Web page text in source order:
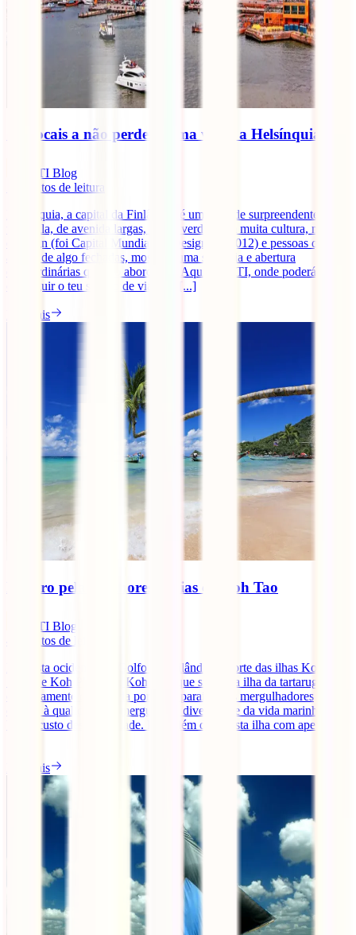
11 Locais a não perder numa visita a Helsínquia
IATI Blog
minutos de leitura
Helsínquia, a capital da Finlândia, é uma cidade surpreendente e
tranquila, de avenida largas, muito verde, com muita cultura, música
e design (foi Capital Mundial do Design em 2012) e pessoas que,
apesar de algo fechadas, mostram uma simpatia e abertura
extraordinárias quando abordadas. Aqui na IATI, onde poderás
conseguir o teu seguro de viagens [...]
Ler mais
Roteiro pelas melhores praias de Koh Tao
IATI Blog
minutos de leitura
Na costa ocidental do Golfo da Tailândia, a norte das ilhas Koh
Samui e Koh Phangan, Koh Tao, que significa ilha da tartaruga, é
extremamente conhecida por ser o paraíso dos mergulhadores
devido à qualidade do mergulho, à diversidade da vida marinha e ao
baixo custo desta atividade. Para além disto, esta ilha com apenas
Ler mais